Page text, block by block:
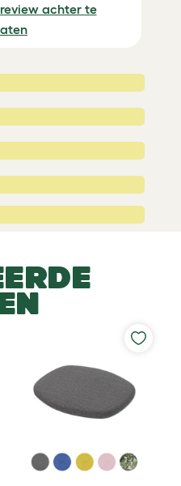
achter te